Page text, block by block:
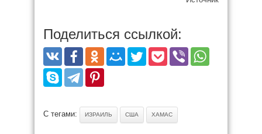
Поделиться ссылкой:
С тегами: ИЗРАИЛЬ США ХАМАС